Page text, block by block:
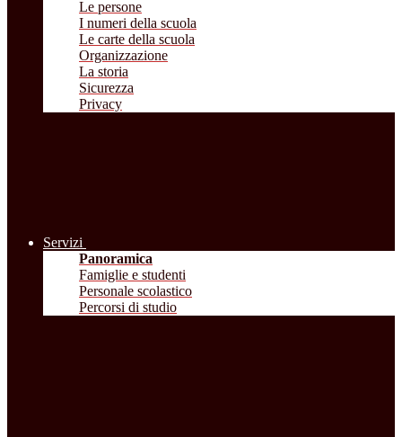
Le persone
I numeri della scuola
Le carte della scuola
Organizzazione
La storia
Sicurezza
Privacy
Servizi
Panoramica
Famiglie e studenti
Personale scolastico
Percorsi di studio